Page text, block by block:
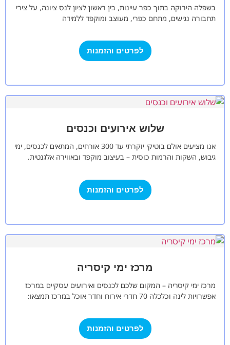
בשפלה הירוקה בתוך כפר עיינות, בין ראשון לציון לנס ציונה, על צירי
תחבורה נגישים, מתחם כפרי, מעוצב ומוקפד ללמידה
לפרטים והזמנות
שלוש אירועים וכנסים
אנו מציעים אולם בוטיקי יוקרתי עד 300 אורחים, המתאים לכנסים, ימי
גיבוש, השקות והרמות כוסית – בעיצוב מוקפד ובאווירה אלגנטית.
לפרטים והזמנות
מרכז ימי קיסריה
מרכז ימי קיסריה – המקום שלכם לכנסים ואירועים עסקיים במרכז
אפשרויות לינה וכלכלה 70 חדרי אירוח וחדר אוכל במרכז תמצאו:
לפרטים והזמנות